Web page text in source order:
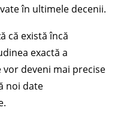
în ultimele decenii.
că există încă
exactă a
deveni mai precise
noi date